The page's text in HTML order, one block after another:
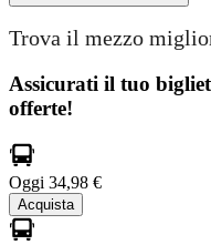
Trova il mezzo
Assicurati il ​​tuo
offerte!
Oggi 34,98 €
Acquista